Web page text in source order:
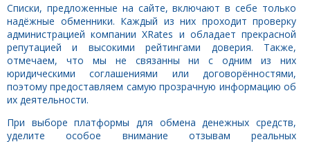
Списки, предложенные на сайте, включают в себе только
надёжные обменники. Каждый из них проходит проверку
администрацией компании XRates и обладает прекрасной
репутацией и высокими рейтингами доверия. Также,
отмечаем, что мы не связанны ни с одним из них
юридическими соглашениями или договорённостями,
поэтому предоставляем самую прозрачную информацию об
их деятельности.
При выборе платформы для обмена денежных средств,
уделите особое внимание отзывам реальных